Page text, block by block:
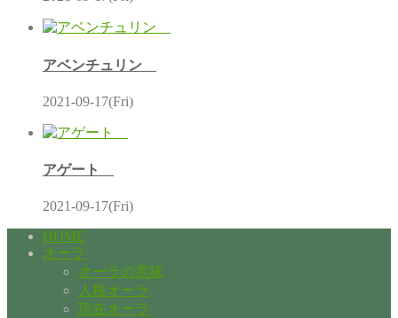
アベンチュリン
2021-09-17(Fri)
アゲート
2021-09-17(Fri)
HOME
オーラ
オーラの意味
人格オーラ
現在オーラ